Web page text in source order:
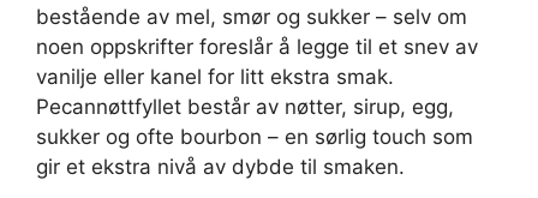
bestående av mel, smør og sukker – selv om
noen oppskrifter foreslår å legge til et snev av
vanilje eller kanel for litt ekstra smak.
Pecannøttfyllet består av nøtter, sirup, egg,
sukker og ofte bourbon – en sørlig touch som
gir et ekstra nivå av dybde til smaken.